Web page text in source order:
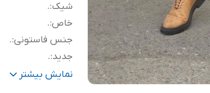
شیک:
.
خاص:
.
جنس فاستونی:
.
جدید:
.
پیله خور:
.
نمایش بیشتر